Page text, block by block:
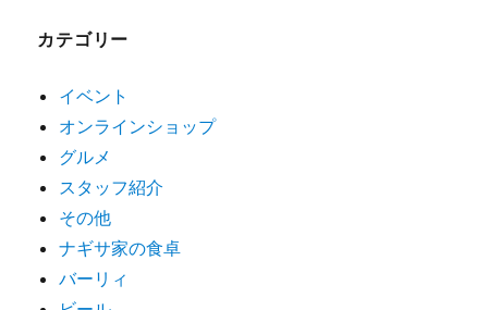
カテゴリー
イベント
オンラインショップ
グルメ
スタッフ紹介
その他
ナギサ家の食卓
バーリィ